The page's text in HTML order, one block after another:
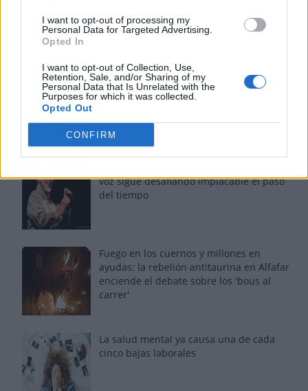
I want to opt-out of processing my
Personal Data for Targeted Advertising.
Opted In
I want to opt-out of Collection, Use,
Retention, Sale, and/or Sharing of my
Personal Data that Is Unrelated with the
Purposes for which it was collected.
Opted Out
CONFIRM
Los más vistos
Los 7 mejores discos de Bad Bunny,
ordenados de mejor a peor
voz sigue desafiando implacable el paso
del tiempo
Fuego en los cuernos y millones en
ayudas: la rebelión antitaurina en Alfafar
enciende el debate sobre los 'bous al
carrer'
La salud mental ya causa una de cada
cinco bajas laborales